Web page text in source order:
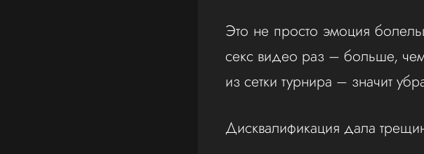
Это не просто эмоция
секс видео раз – больше,
из сетки турнира – значит
Дисквалификация дала